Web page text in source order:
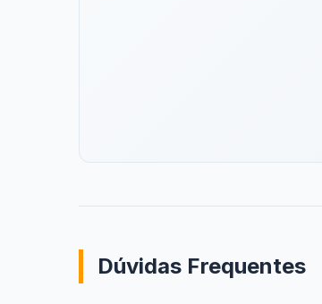
Dúvidas Frequentes